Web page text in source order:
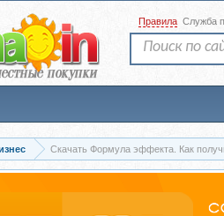
Правила Служба
Скачать Формула эффекта. Как